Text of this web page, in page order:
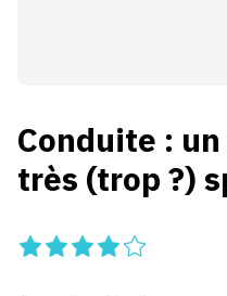
Conduite :
très (trop ?)